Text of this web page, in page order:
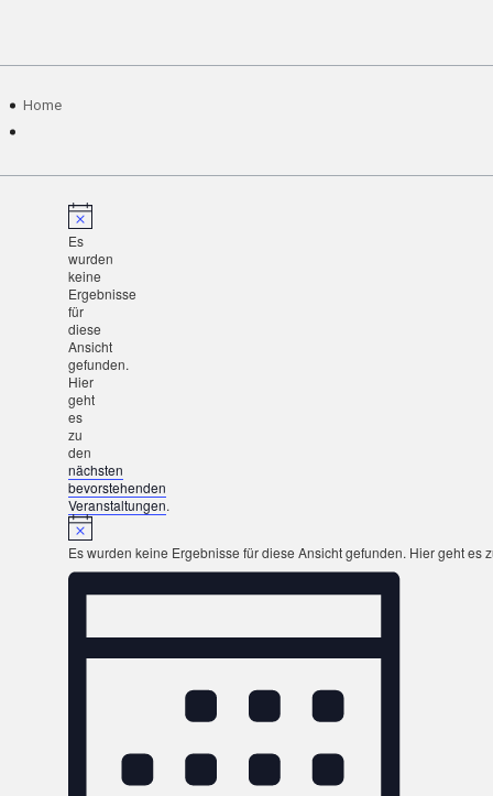
Home
Es
wurden
keine
Ergebnisse
für
diese
Ansicht
gefunden.
Hier
geht
es
zu
den
nächsten
bevorstehenden
Veranstaltungen.
Es wurden keine Ergebnisse für diese Ansicht gefunden. Hier geht es
Ansichten-
Navigation
Veranstaltung
Ansichten-
Navigation